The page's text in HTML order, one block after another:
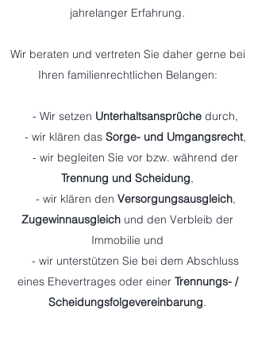
jahrelanger Erfahrung.
Wir beraten und vertreten Sie daher gerne bei
Ihren familienrechtlichen Belangen:
- Wir setzen Unterhaltsansprüche durch,
- wir klären das Sorge- und Umgangsrecht,
- wir begleiten Sie vor bzw. während der
Trennung und Scheidung,
- wir klären den Versorgungsausgleich,
Zugewinnausgleich und den Verbleib der
Immobilie und
- wir unterstützen Sie bei dem Abschluss
eines Ehevertrages oder einer Trennungs- /
Scheidungsfolgevereinbarung.